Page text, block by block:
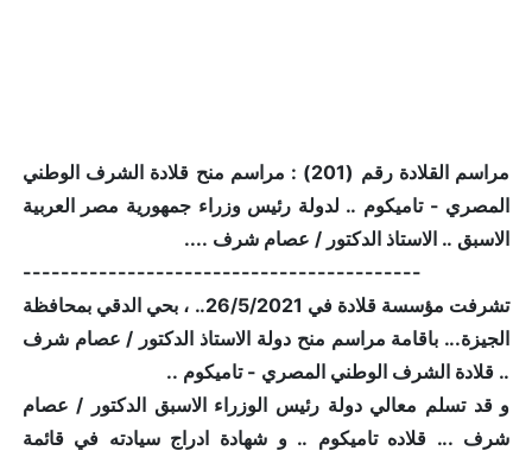
مراسم القلادة رقم (201) : مراسم منح قلادة الشرف الوطني
المصري - تاميكوم .. لدولة رئيس وزراء جمهورية مصر العربية
الاسبق .. الاستاذ الدكتور / عصام شرف ....
------------------------------------------
تشرفت مؤسسة قلادة في 26/5/2021.. ، بحي الدقي بمحافظة
الجيزة... باقامة مراسم منح دولة الاستاذ الدكتور / عصام شرف
.. قلادة الشرف الوطني المصري - تاميكوم ..
و قد تسلم معالي دولة رئيس الوزراء الاسبق الدكتور / عصام
شرف ... قلاده تاميكوم .. و شهادة ادراج سيادته في قائمة